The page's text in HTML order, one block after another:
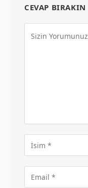
CEVAP BIRAKIN